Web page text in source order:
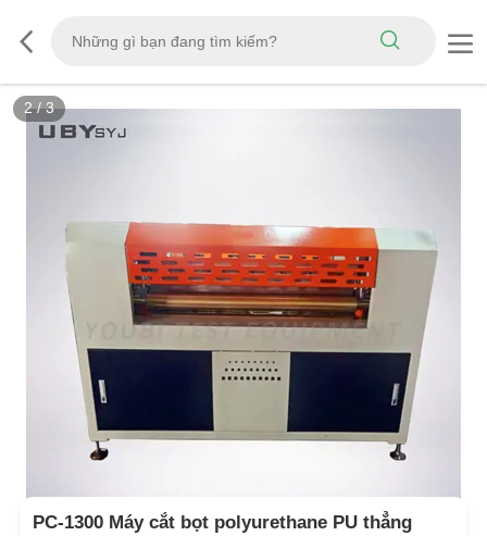
2/3
PC-1300 Máy cắt bọt polyurethane PU thẳng